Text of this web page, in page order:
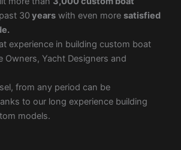
30 yearswith even more satisfied
experience in building custom boat
Owners, Yacht Designers and
from any period can be
to our long experience building
models.